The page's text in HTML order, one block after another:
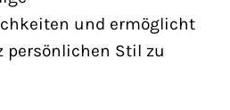
und ermöglicht
persönlichen Stil zu